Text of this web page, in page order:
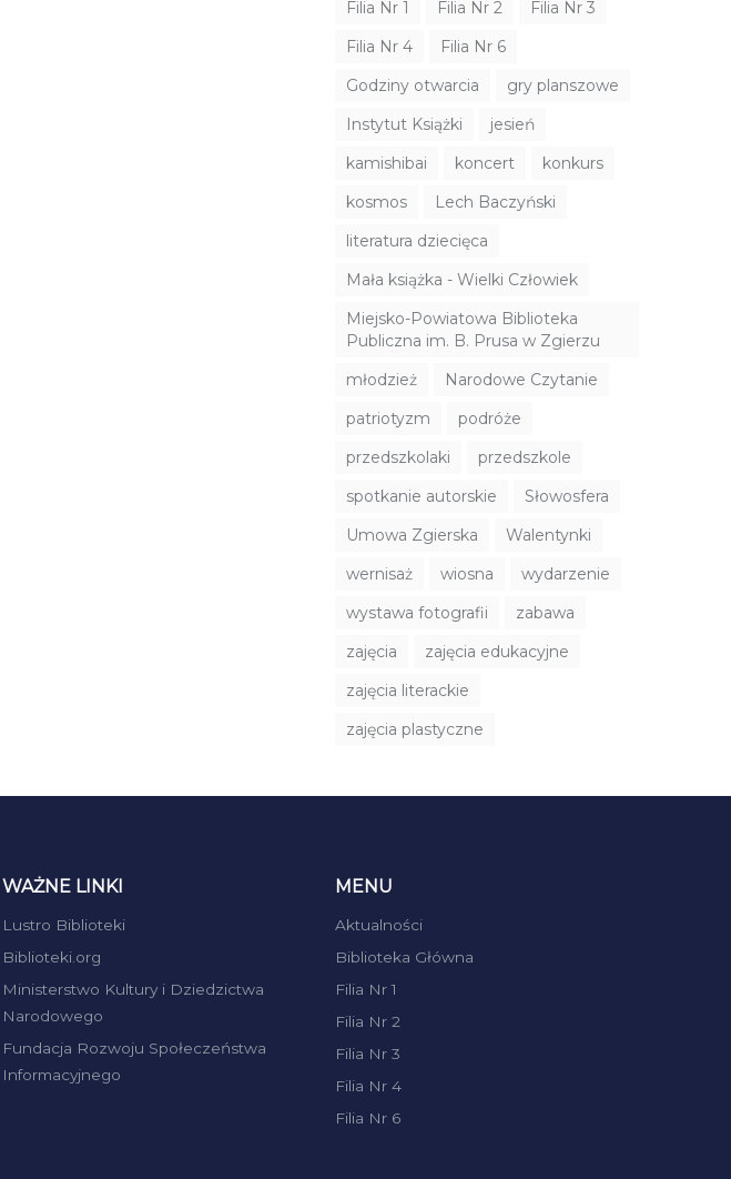
Filia Nr 1
Filia Nr 2
Filia Nr 3
Filia Nr 4
Filia Nr 6
Godziny otwarcia
gry planszowe
Instytut Książki
jesień
kamishibai
koncert
konkurs
kosmos
Lech Baczyński
literatura dziecięca
Mała książka - Wielki Człowiek
Miejsko-Powiatowa Biblioteka
Publiczna im. B. Prusa w Zgierzu
młodzież
Narodowe Czytanie
patriotyzm
podróże
przedszkolaki
przedszkole
spotkanie autorskie
Słowosfera
Umowa Zgierska
Walentynki
wernisaż
wiosna
wydarzenie
wystawa fotografii
zabawa
zajęcia
zajęcia edukacyjne
zajęcia literackie
zajęcia plastyczne
WAŻNE LINKI
Lustro Biblioteki
Biblioteki.org
Ministerstwo Kultury i Dziedzictwa
Narodowego
Fundacja Rozwoju Społeczeństwa
Informacyjnego
MENU
Aktualności
Biblioteka Główna
Filia Nr 1
Filia Nr 2
Filia Nr 3
Filia Nr 4
Filia Nr 6